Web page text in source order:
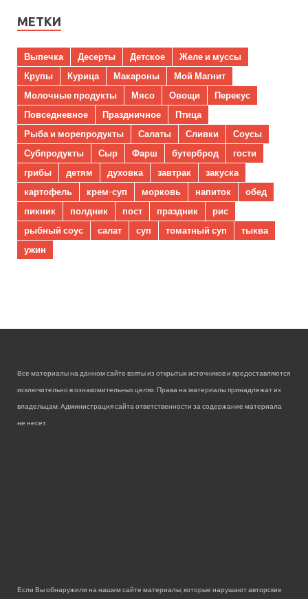
МЕТКИ
Выпечка Десерты Детское
Желе и муссы
Крупы
Курица Макароны
Мой Магнит
Молочные продукты
Мясо Овощи
Перекус
Повседневное
Праздничное
Птица
Рыба и морепродукты
Салаты Сливки
Соусы
Субпродукты
Сыр Фарш бутерброд
гости
грибы
детям духовка завтрак
закуска
картофель
крем-суп морковь напиток
обед
пикник
полдник пост праздник
рис
рыбный соус
салат суп томатный суп
тыква
ужин
Все материалы на данном сайте взяты из открытых источников и предоставляются
исключительно в ознакомительных целях. Права на материалы принадлежат их
владельцам. Администрация сайта ответственности за содержание материала
не несет.
Если Вы обнаружили на нашем сайте материалы, которые нарушают авторские